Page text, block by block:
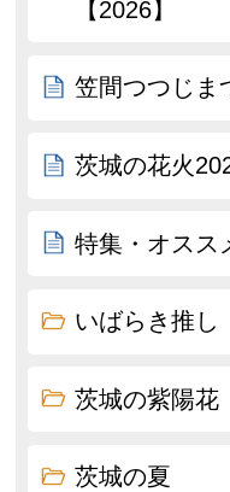
【2026】
笠間つつじま
茨城の花火
特集・オスス
いばらき推し
茨城の紫陽花
茨城の夏